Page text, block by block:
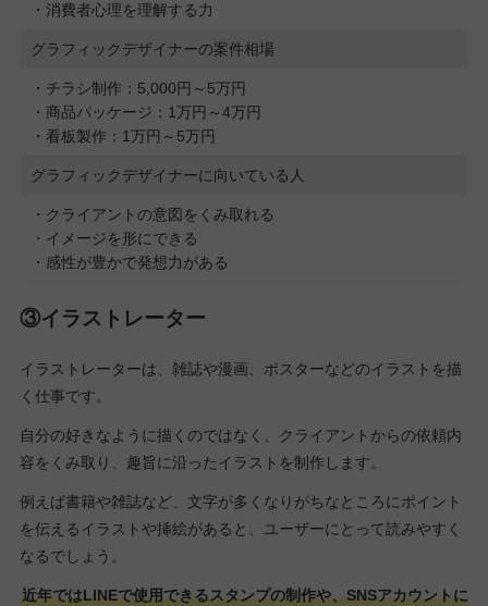
・消費者心理を理解する力
グラフィックデザイナーの案件相場
・チラシ制作：5,000円～5万円
・商品パッケージ：1万円～4万円
・看板製作：1万円～5万円
グラフィックデザイナーに向いている人
・クライアントの意図をくみ取れる
・イメージを形にできる
・感性が豊かで発想力がある
③イラストレーター
イラストレーターは、雑誌や漫画、ポスターなどのイラストを描
く仕事です。
自分の好きなように描くのではなく、クライアントからの依頼内
容をくみ取り、趣旨に沿ったイラストを制作します。
例えば書籍や雑誌など、文字が多くなりがちなところにポイント
を伝えるイラストや挿絵があると、ユーザーにとって読みやすく
なるでしょう。
近年ではLINEで使用できるスタンプの制作や、SNSアカウントに